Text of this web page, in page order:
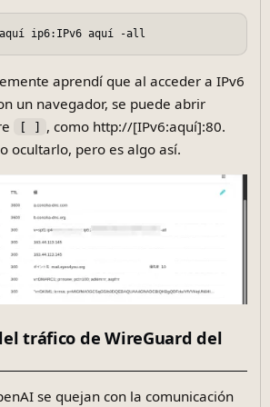
aprendí que al acceder a IPv6
un navegador, se puede abrir
[ ] , como http://[IPv6:aquí]:80.
ocultarlo, pero es algo así.
tráfico de WireGuard del
se quejan con la comunicación